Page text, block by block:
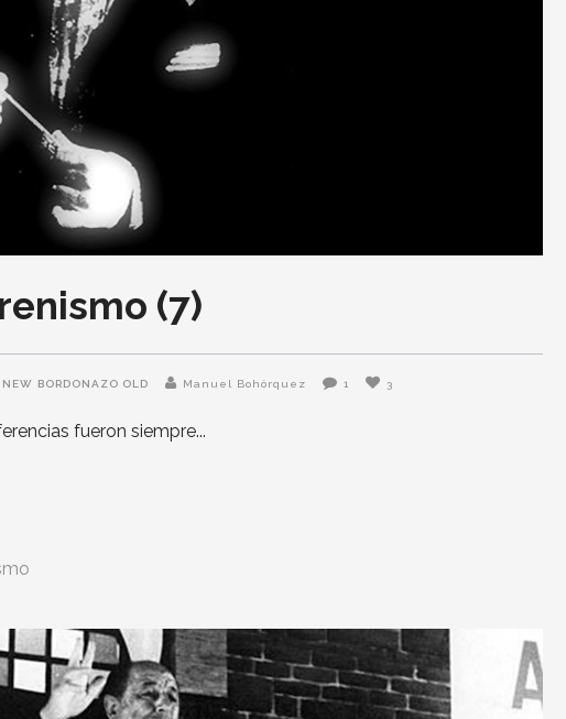
(7)
NEW BORDONAZO OLD Manuel Bohórquez 1 3
fueron siempre